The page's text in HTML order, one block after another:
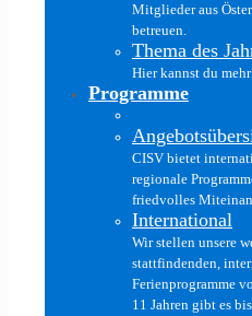
Mitglieder aus
betreuen.
Thema des
Hier kannst du
Programme
CISV bietet
regionale
friedvolles
International
Wir stellen unsere
stattfindenden,
Ferienprogramme
11 Jahren gibt es